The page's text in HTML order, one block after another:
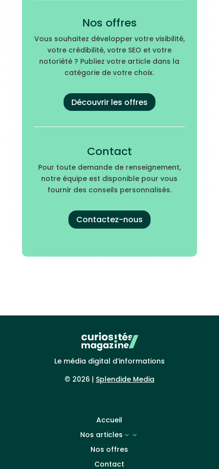
Nos offres
Vous souhaitez développer votre visibilité,
votre crédibilité, votre SEO et votre
notoriété ? Publiez votre article dans la
catégorie de votre choix.
Découvrir les offres
Contact
Pour toute demande de renseignement,
notre équipe est disponible pour vous
fournir des conseils personnalisés.
Contactez-nous
Le média digital d’informations
© 2026 | Splendide Media
Accueil
Nos articles
3
Nos offres
Contact